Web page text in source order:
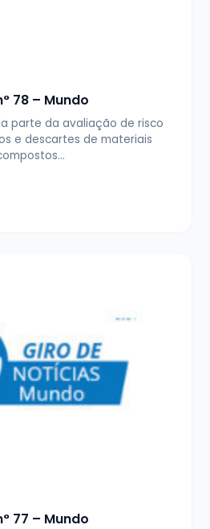
78 – Mundo
parte da avaliação de risco
e descartes de materiais
77 – Mundo